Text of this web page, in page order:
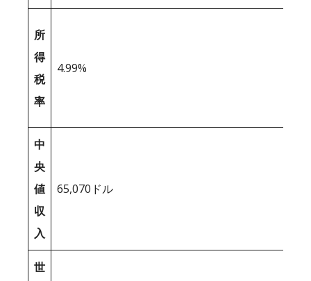
所
得
税
率
4.99%
中
央
値
収
入
65,070ドル
世